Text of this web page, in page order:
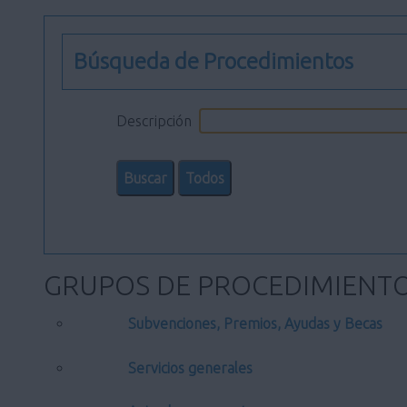
Búsqueda de Procedimientos
Descripción
GRUPOS DE
Subvenciones, Premios, Ayudas y Becas
Servicios generales